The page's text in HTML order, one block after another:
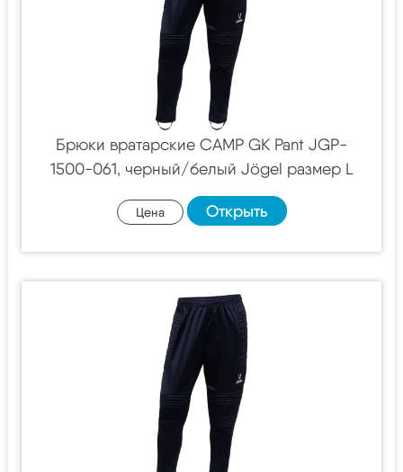
Брюки вратарские CAMP GK Pant JGP-
1500-061, черный/белый Jögel размер L
Цена Открыть